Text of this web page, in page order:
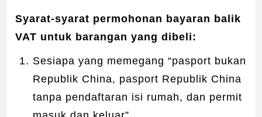
Syarat-syarat permohonan bayaran balik
VAT untuk barangan yang dibeli:
Sesiapa yang memegang “pasport bukan
Republik China, pasport Republik China
tanpa pendaftaran isi rumah, dan permit